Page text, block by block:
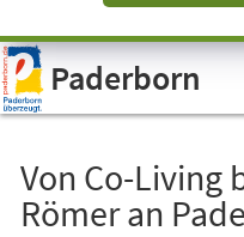
Visuelle
Assistenzsoftware
öffnen.Paderborn
Von Co-Living
Römer an